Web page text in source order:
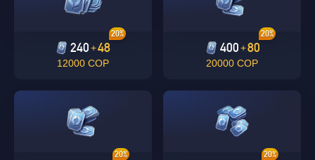
240 +48
20%
12000 COP
400+80
20%
20000 COP
20% 20%